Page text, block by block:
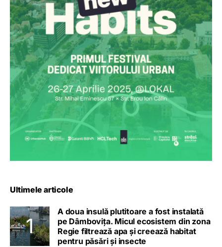
Ultimele articole
A doua insulă plutitoare a fost instalată
pe Dâmbovița. Micul ecosistem din zona
Regie filtrează apa și creează habitat
pentru păsări și insecte